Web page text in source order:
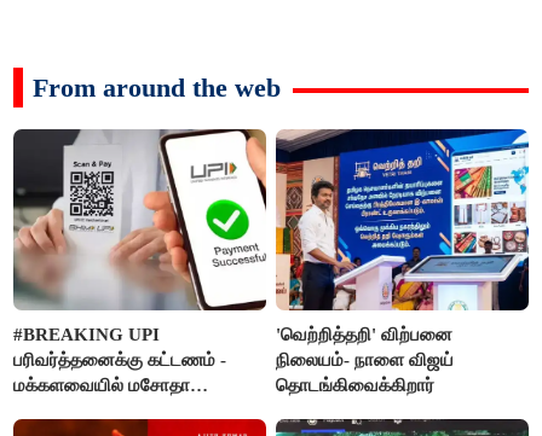
From around the web
#BREAKING UPI
பரிவர்த்தனைக்கு கட்டணம் -
மக்களவையில் மசோதா
'வெற்றித்தறி' விற்பனை
நிலையம்- நாளை விஜய்
தொடங்கிவைக்கிறார்